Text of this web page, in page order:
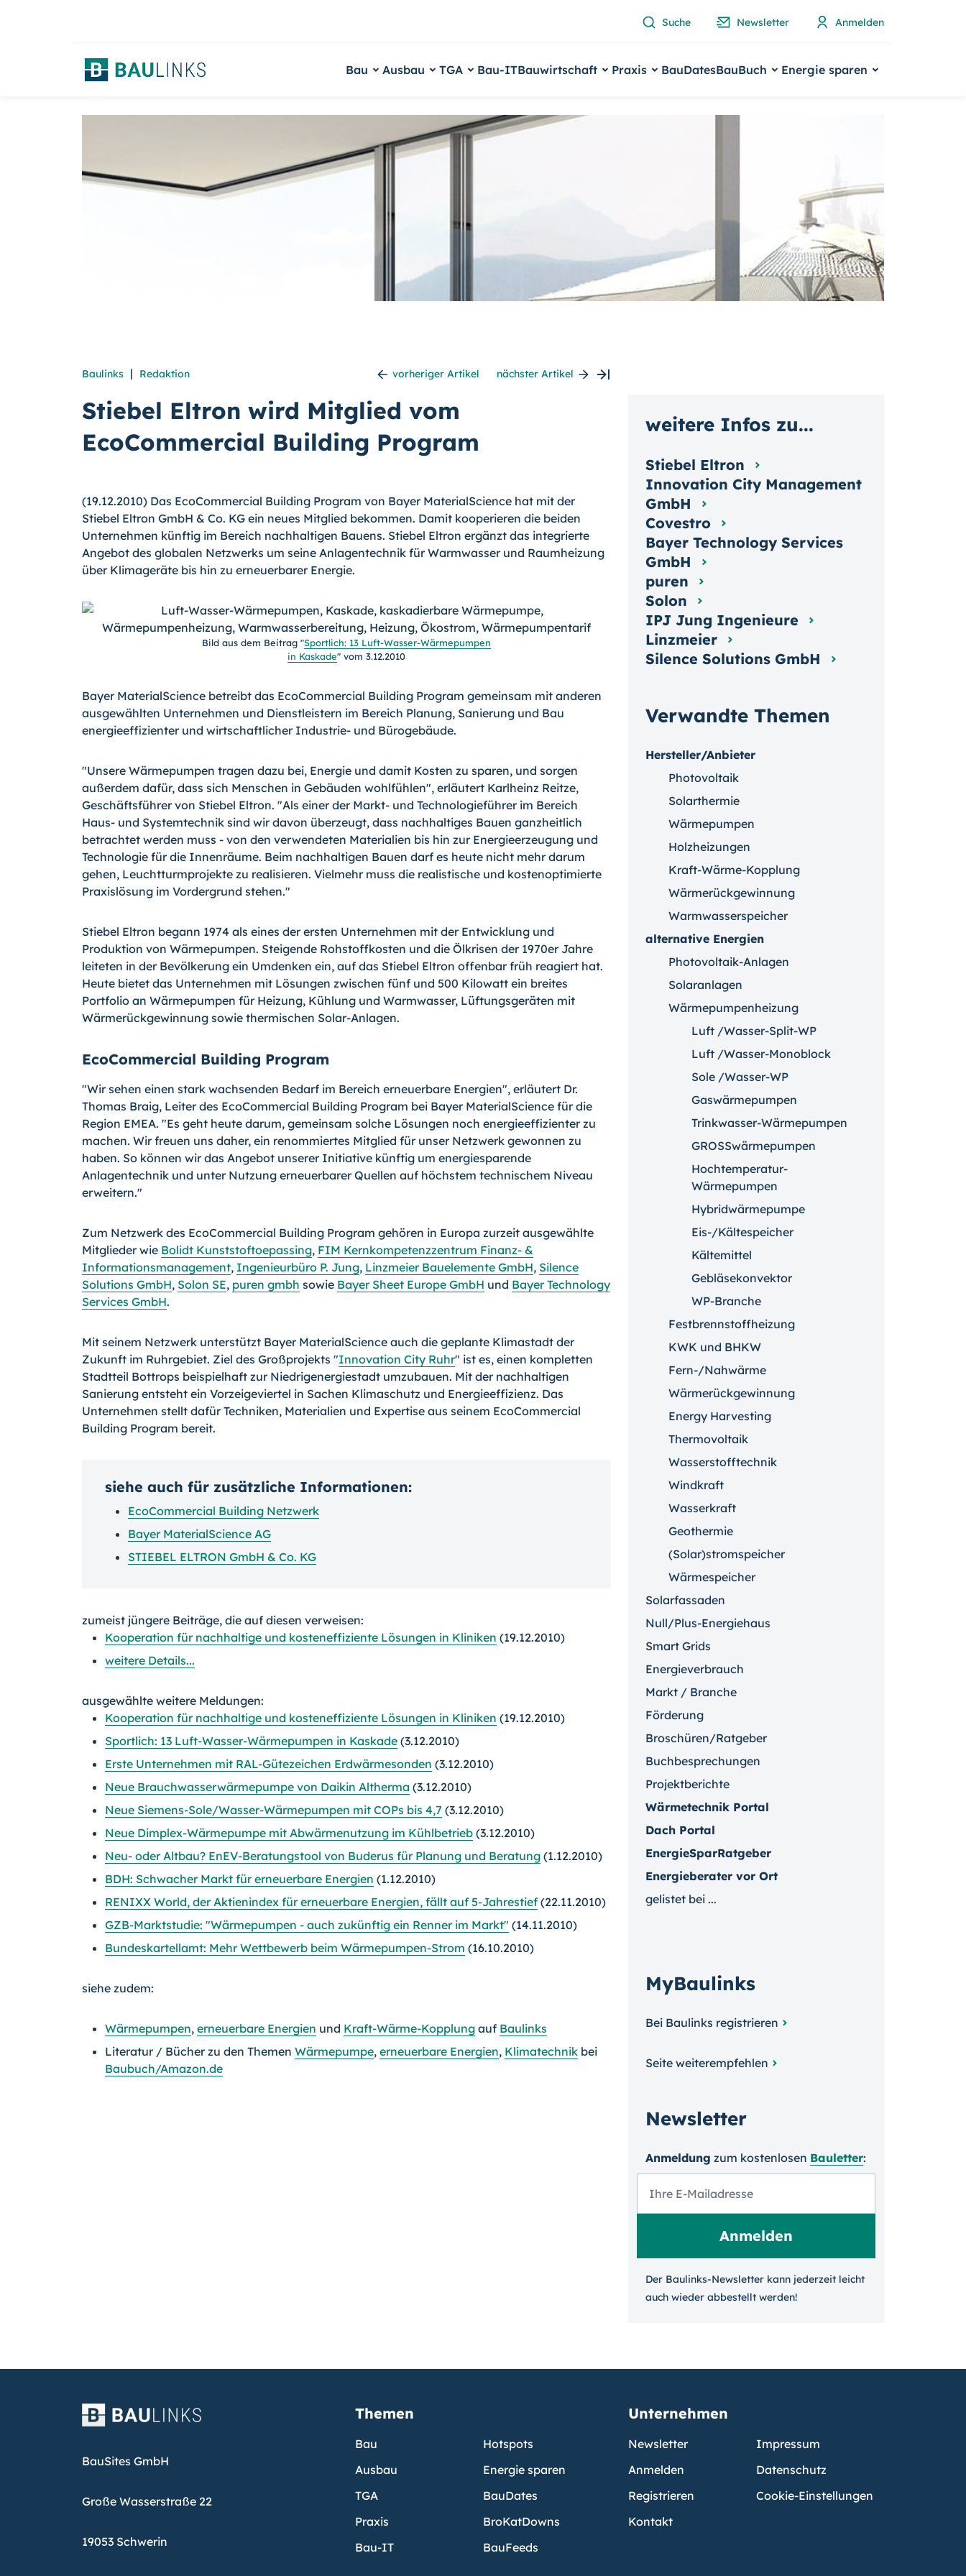
Suche Newsletter Anmelden
Bau Ausbau TGA Bau-ITBauwirtschaft Praxis BauDatesBauBuch Energie sparen
Baulinks | Redaktion vorheriger Artikel nächster Artikel
Stiebel Eltron wird Mitglied vom
EcoCommercial Building Program
(19.12.2010) Das EcoCommercial Building Program von Bayer MaterialScience hat mit der
Stiebel Eltron GmbH & Co. KG ein neues Mitglied bekommen. Damit kooperieren die beiden
Unternehmen künftig im Bereich nachhaltigen Bauens. Stiebel Eltron ergänzt das integrierte
Angebot des globalen Netzwerks um seine Anlagentechnik für Warmwasser und Raumheizung
über Klimageräte bis hin zu erneuerbarer Energie.
Bild aus dem Beitrag "Sportlich: 13 Luft-Wasser-Wärmepumpen
in Kaskade" vom 3.12.2010
Bayer MaterialScience betreibt das EcoCommercial Building Program gemeinsam mit anderen
ausgewählten Unternehmen und Dienstleistern im Bereich Planung, Sanierung und Bau
energieeffizienter und wirtschaftlicher Industrie- und Bürogebäude.
"Unsere Wärmepumpen tragen dazu bei, Energie und damit Kosten zu sparen, und sorgen
außerdem dafür, dass sich Menschen in Gebäuden wohlfühlen", erläutert Karlheinz Reitze,
Geschäftsführer von Stiebel Eltron. "Als einer der Markt- und Technologieführer im Bereich
Haus- und Systemtechnik sind wir davon überzeugt, dass nachhaltiges Bauen ganzheitlich
betrachtet werden muss - von den verwendeten Materialien bis hin zur Energieerzeugung und
Technologie für die Innenräume. Beim nachhaltigen Bauen darf es heute nicht mehr darum
gehen, Leuchtturmprojekte zu realisieren. Vielmehr muss die realistische und kostenoptimierte
Praxislösung im Vordergrund stehen."
Stiebel Eltron begann 1974 als eines der ersten Unternehmen mit der Entwicklung und
Produktion von Wärmepumpen. Steigende Rohstoffkosten und die Ölkrisen der 1970er Jahre
leiteten in der Bevölkerung ein Umdenken ein, auf das Stiebel Eltron offenbar früh reagiert hat.
Heute bietet das Unternehmen mit Lösungen zwischen fünf und 500 Kilowatt ein breites
Portfolio an Wärmepumpen für Heizung, Kühlung und Warmwasser, Lüftungsgeräten mit
Wärmerückgewinnung sowie thermischen Solar-Anlagen.
EcoCommercial Building Program
"Wir sehen einen stark wachsenden Bedarf im Bereich erneuerbare Energien", erläutert Dr.
Thomas Braig, Leiter des EcoCommercial Building Program bei Bayer MaterialScience für die
Region EMEA. "Es geht heute darum, gemeinsam solche Lösungen noch energieeffizienter zu
machen. Wir freuen uns daher, ein renommiertes Mitglied für unser Netzwerk gewonnen zu
haben. So können wir das Angebot unserer Initiative künftig um energiesparende
Anlagentechnik und unter Nutzung erneuerbarer Quellen auf höchstem technischem Niveau
erweitern."
Zum Netzwerk des EcoCommercial Building Program gehören in Europa zurzeit ausgewählte
Mitglieder wie Bolidt Kunststoftoepassing, FIM Kernkompetenzzentrum Finanz- &
Informationsmanagement, Ingenieurbüro P. Jung, Linzmeier Bauelemente GmbH, Silence
Solutions GmbH, Solon SE, puren gmbh sowie Bayer Sheet Europe GmbH und Bayer Technology
Services GmbH.
Mit seinem Netzwerk unterstützt Bayer MaterialScience auch die geplante Klimastadt der
Zukunft im Ruhrgebiet. Ziel des Großprojekts "Innovation City Ruhr" ist es, einen kompletten
Stadtteil Bottrops beispielhaft zur Niedrigenergiestadt umzubauen. Mit der nachhaltigen
Sanierung entsteht ein Vorzeigeviertel in Sachen Klimaschutz und Energieeffizienz. Das
Unternehmen stellt dafür Techniken, Materialien und Expertise aus seinem EcoCommercial
Building Program bereit.
siehe auch für zusätzliche Informationen:
EcoCommercial Building Netzwerk
Bayer MaterialScience AG
STIEBEL ELTRON GmbH & Co. KG
zumeist jüngere Beiträge, die auf diesen verweisen:
Kooperation für nachhaltige und kosteneffiziente Lösungen in Kliniken (19.12.2010)
weitere Details...
ausgewählte weitere Meldungen:
Kooperation für nachhaltige und kosteneffiziente Lösungen in Kliniken (19.12.2010)
Sportlich: 13 Luft-Wasser-Wärmepumpen in Kaskade (3.12.2010)
Erste Unternehmen mit RAL-Gütezeichen Erdwärmesonden (3.12.2010)
Neue Brauchwasserwärmepumpe von Daikin Altherma (3.12.2010)
Neue Siemens-Sole/Wasser-Wärmepumpen mit COPs bis 4,7 (3.12.2010)
Neue Dimplex-Wärmepumpe mit Abwärmenutzung im Kühlbetrieb (3.12.2010)
Neu- oder Altbau? EnEV-Beratungstool von Buderus für Planung und Beratung (1.12.2010)
BDH: Schwacher Markt für erneuerbare Energien (1.12.2010)
RENIXX World, der Aktienindex für erneuerbare Energien, fällt auf 5-Jahrestief (22.11.2010)
GZB-Marktstudie: "Wärmepumpen - auch zukünftig ein Renner im Markt" (14.11.2010)
Bundeskartellamt: Mehr Wettbewerb beim Wärmepumpen-Strom (16.10.2010)
siehe zudem:
Wärmepumpen, erneuerbare Energien und Kraft-Wärme-Kopplung auf Baulinks
Literatur / Bücher zu den Themen Wärmepumpe, erneuerbare Energien, Klimatechnik bei
Baubuch/Amazon.de
Verwandte Themen
Hersteller/Anbieter
Photovoltaik
Solarthermie
Wärmepumpen
Holzheizungen
Kraft-Wärme-Kopplung
Wärmerückgewinnung
Warmwasserspeicher
alternative Energien
Photovoltaik-Anlagen
Solaranlagen
Wärmepumpenheizung
Luft /Wasser-Split-WP
Luft /Wasser-Monoblock
Sole /Wasser-WP
Gaswärmepumpen
Trinkwasser-Wärmepumpen
GROSSwärmepumpen
Hochtemperatur-
Wärmepumpen
Hybridwärmepumpe
Eis-/Kältespeicher
Kältemittel
Gebläsekonvektor
WP-Branche
Festbrennstoffheizung
KWK und BHKW
Fern-/Nahwärme
Wärmerückgewinnung
Energy Harvesting
Thermovoltaik
Wasserstofftechnik
Windkraft
Wasserkraft
Geothermie
(Solar)stromspeicher
Wärmespeicher
Solarfassaden
Null/Plus-Energiehaus
Smart Grids
Energieverbrauch
Markt / Branche
Förderung
Broschüren/Ratgeber
Buchbesprechungen
Projektberichte
Wärmetechnik Portal
Dach Portal
EnergieSparRatgeber
Energieberater vor Ort
gelistet bei ...
MyBaulinks
Bei Baulinks registrieren
Seite weiterempfehlen
Newsletter
Anmeldung zum kosten­losen Bauletter:
Der Baulinks-Newsletter kann jeder­zeit leicht
auch wieder ab­bestellt werden!
weitere Infos zu...
Stiebel Eltron
Innovation City Management
GmbH
Covestro
Bayer Technology Services
GmbH
puren
Solon
IPJ Jung Ingenieure
Linzmeier
Silence Solutions GmbH
BauSites GmbH
Große Wasserstraße 22
19053 Schwerin
Themen
Bau
Ausbau
TGA
Praxis
Bau-IT
Hotspots
Energie sparen
BauDates
BroKatDowns
BauFeeds
Unternehmen
Newsletter
Anmelden
Registrieren
Kontakt
Impressum
Datenschutz
Cookie-Einstellungen